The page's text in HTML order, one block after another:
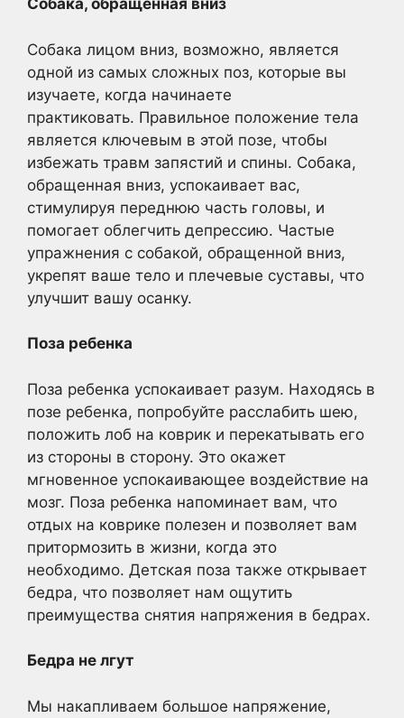
Собака, обращенная вниз
Собака лицом вниз, возможно, является
одной из самых сложных поз, которые вы
изучаете, когда начинаете
практиковать. Правильное положение тела
является ключевым в этой позе, чтобы
избежать травм запястий и спины. Собака,
обращенная вниз, успокаивает вас,
стимулируя переднюю часть головы, и
помогает облегчить депрессию. Частые
упражнения с собакой, обращенной вниз,
укрепят ваше тело и плечевые суставы, что
улучшит вашу осанку.
Поза ребенка
Поза ребенка успокаивает разум. Находясь в
позе ребенка, попробуйте расслабить шею,
положить лоб на коврик и перекатывать его
из стороны в сторону. Это окажет
мгновенное успокаивающее воздействие на
мозг. Поза ребенка напоминает вам, что
отдых на коврике полезен и позволяет вам
притормозить в жизни, когда это
необходимо. Детская поза также открывает
бедра, что позволяет нам ощутить
преимущества снятия напряжения в бедрах.
Бедра не лгут
Мы накапливаем большое напряжение,